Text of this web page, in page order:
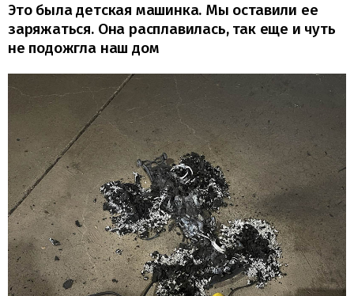
Это была детская машинка. Мы оставили ее
заряжаться. Она расплавилась, так еще и чуть
не подожгла наш дом